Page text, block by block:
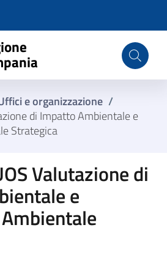
Campania
e organizzazione /
di Impatto Ambientale e
Strategica
Valutazione di
e